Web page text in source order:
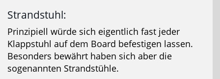
Strandstuhl:
Prinzipiell würde sich eigentlich fast jeder
Klappstuhl auf dem Board befestigen lassen.
Besonders bewährt haben sich aber die
sogenannten Strandstühle.